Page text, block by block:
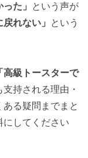
た」
という声が
れない」
という
高級トースターで
持される理由・
る疑問までまと
にしてください